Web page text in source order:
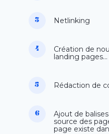
Netlinking
Création de
landing pages…
Rédaction de
Ajout de balises
source des
page existe